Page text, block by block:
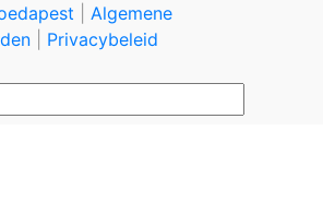
Algemene
Privacybeleid